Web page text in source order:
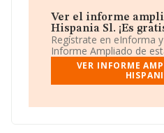
vehículos, mobiliario,
está registrada como
CNAE es '%cnae%' con
importadora y exportadora.
La sociedad españolaAbad
B19680321, tiene su
(18015), Granada, Andalucía.
Ver el informe
Hispania Sl. ¡Es
Regístrate en eInforma
Informe Ampliado de
VER INFORME